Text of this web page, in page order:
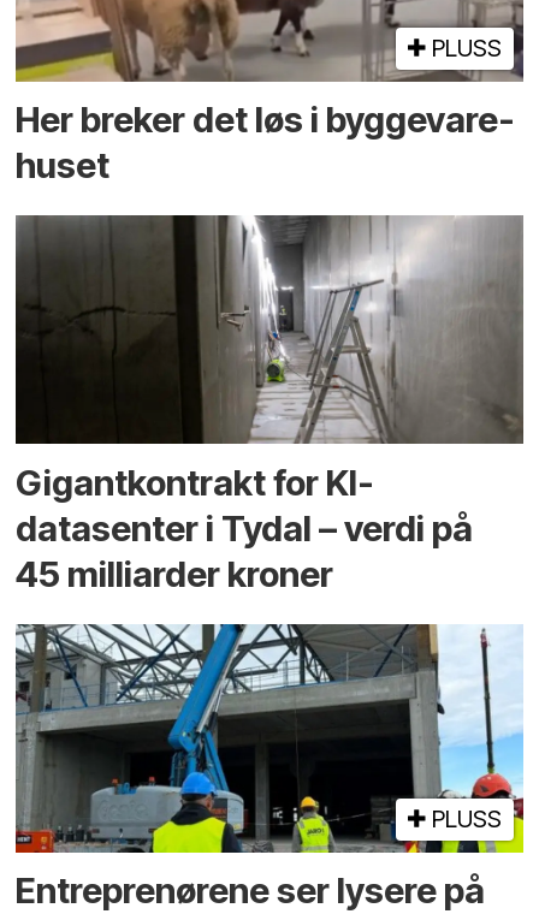
PLUSS
Her breker det løs i bygge­vare­
huset
Gigantkontrakt for KI-
datasenter i Tydal – verdi på
45 milliarder kroner
PLUSS
Entreprenørene ser lysere på